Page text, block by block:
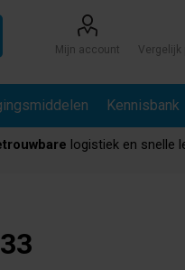
Mijn account Vergelijk
Kennisbank
logistiek en snelle